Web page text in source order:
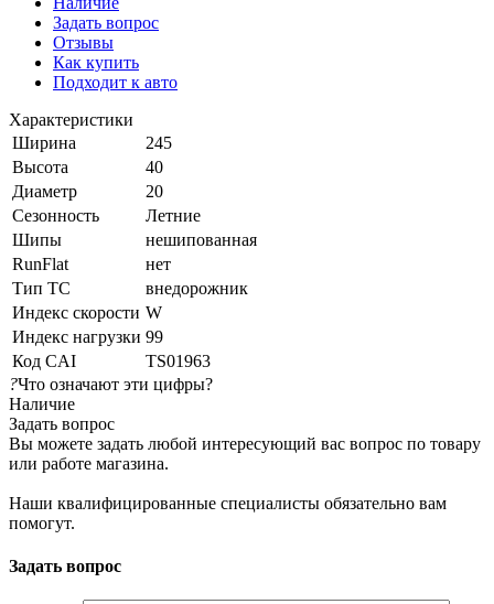
Задать вопрос
Отзывы
Как купить
Подходит к авто
Характеристики
Ширина
245
Высота
40
Диаметр
20
Сезонность
Летние
Шипы
нешипованная
RunFlat
нет
Тип ТС
внедорожник
Индекс скорости W
Индекс нагрузки 99
Код CAI
TS01963
?Что означают эти цифры?
Наличие
Задать вопрос
Вы можете задать любой интересующий вас вопрос по товару
или работе магазина.
Наши квалифицированные специалисты обязательно вам
помогут.
Задать вопрос